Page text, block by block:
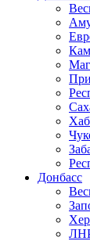
Донбасс